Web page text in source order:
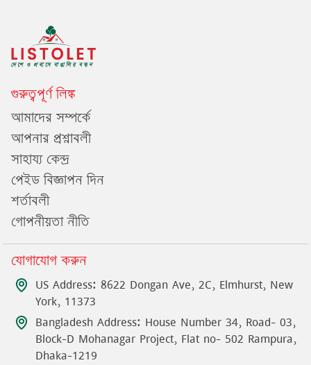
গুরুত্বপূর্ণ লিঙ্ক
আমাদের সম্পর্কে
আপনার প্রশ্নাবলী
সাহায্য কেন্দ্র
পেইড বিজ্ঞাপন দিন
শর্তাবলী
গোপনীয়তা নীতি
যোগাযোগ করুন
US Address: 8622 Dongan Ave, 2C, Elmhurst, New
York, 11373
Bangladesh Address: House Number 34, Road- 03,
Block-D Mohanagar Project, Flat no- 502 Rampura,
Dhaka-1219